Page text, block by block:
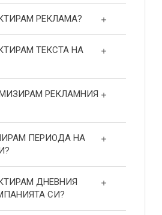
РЕКЛАМА?
ТЕКСТА НА
РЕКЛАМНИЯ
ПЕРИОДА НА
ДНЕВНИЯ
СИ?